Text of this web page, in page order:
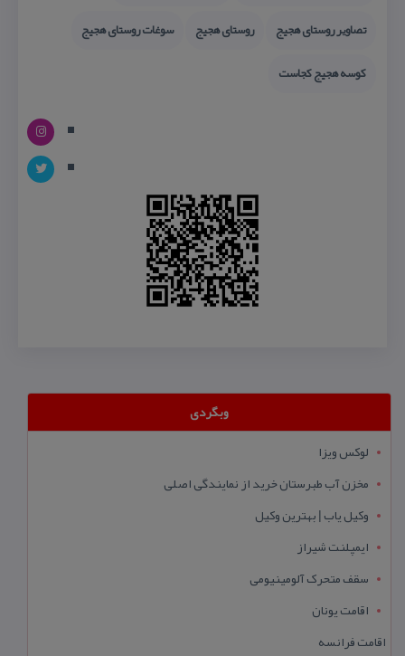
تصاویر روستای هجیج
روستای هجیج
سوغات روستای هجیج
كوسه هجیج كجاست
وبگردی
لوکس ویزا
مخزن آب طبرستان خرید از نمایندگی اصلی
وکیل یاب | بهترین وکیل
ایمپلنت شیراز
سقف متحرک آلومینیومی
اقامت یونان
اقامت فرانسه